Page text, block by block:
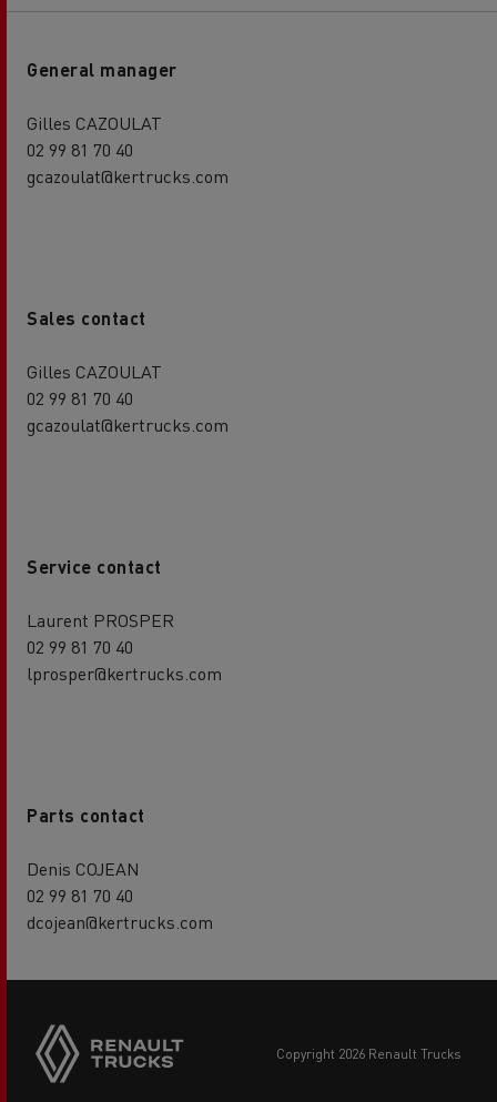
General manager
Gilles CAZOULAT
02 99 81 70 40
gcazoulat@kertrucks.com
Sales contact
Gilles CAZOULAT
02 99 81 70 40
gcazoulat@kertrucks.com
Service contact
Laurent PROSPER
02 99 81 70 40
lprosper@kertrucks.com
Parts contact
Denis COJEAN
02 99 81 70 40
dcojean@kertrucks.com
copyright 2026 Renault Trucks